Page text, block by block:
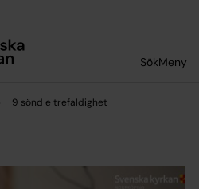
SökMeny
9 sönd e trefaldighet